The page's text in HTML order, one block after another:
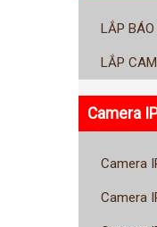
LẮP BÁO
LẮP
Camera
Camera
Camera